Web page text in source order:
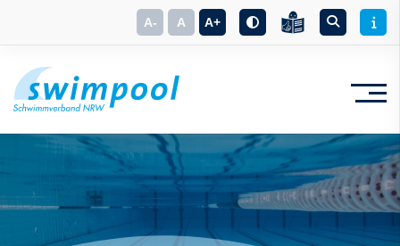
A- A A+
Suchbegriff eingeben